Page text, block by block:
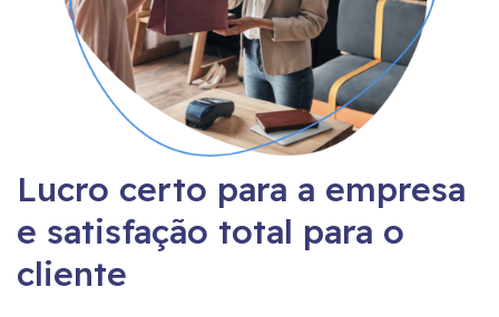
Lucro certo para a empresa
e satisfação total para o
cliente